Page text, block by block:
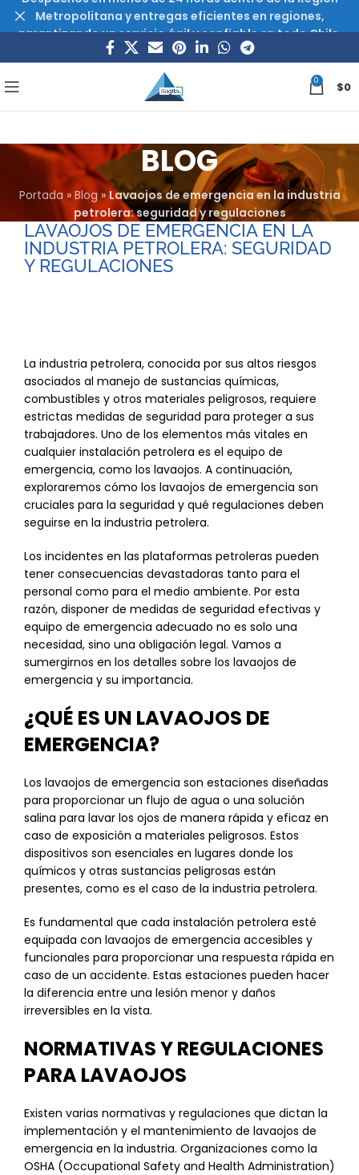
0 $0
BLOG
Portada» Blog»Lavaojos de emergencia en la industria
petrolera: seguridad y regulaciones
LAVAOJOS DE EMERGENCIA EN LA
INDUSTRIA PETROLERA: SEGURIDAD
Y REGULACIONES
La industria petrolera, conocida por sus altos riesgos
asociados al manejo de sustancias químicas,
combustibles y otros materiales peligrosos, requiere
estrictas medidas de seguridad para proteger a sus
trabajadores. Uno de los elementos más vitales en
cualquier instalación petrolera es el equipo de
emergencia, como los lavaojos. A continuación,
exploraremos cómo los lavaojos de emergencia son
cruciales para la seguridad y qué regulaciones deben
seguirse en la industria petrolera.
Los incidentes en las plataformas petroleras pueden
tener consecuencias devastadoras tanto para el
personal como para el medio ambiente. Por esta
razón, disponer de medidas de seguridad efectivas y
equipo de emergencia adecuado no es solo una
necesidad, sino una obligación legal. Vamos a
sumergirnos en los detalles sobre los lavaojos de
emergencia y su importancia.
¿QUÉ ES UN LAVAOJOS DE
EMERGENCIA?
Los lavaojos de emergencia son estaciones diseñadas
para proporcionar un flujo de agua o una solución
salina para lavar los ojos de manera rápida y eficaz en
caso de exposición a materiales peligrosos. Estos
dispositivos son esenciales en lugares donde los
químicos y otras sustancias peligrosas están
presentes, como es el caso de la industria petrolera.
Es fundamental que cada instalación petrolera esté
equipada con lavaojos de emergencia accesibles y
funcionales para proporcionar una respuesta rápida en
caso de un accidente. Estas estaciones pueden hacer
la diferencia entre una lesión menor y daños
irreversibles en la vista.
NORMATIVAS Y REGULACIONES
PARA LAVAOJOS
Existen varias normativas y regulaciones que dictan la
implementación y el mantenimiento de lavaojos de
emergencia en la industria. Organizaciones como la
OSHA (Occupational Safety and Health Administration)
Metropolitana y entregas eficientes en regiones,
garantizando un servicio ágil y confiable en todo Chile.